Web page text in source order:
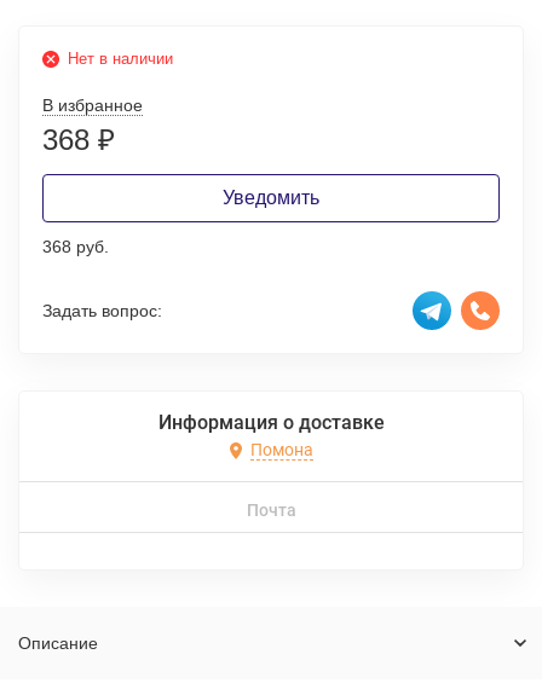
Нет в наличии
В избранное
368 ₽
Уведомить
368 руб.
Задать вопрос:
Информация о доставке
Помона
Почта
Описание